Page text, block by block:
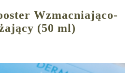
Wzmacniająco-
(50 ml)